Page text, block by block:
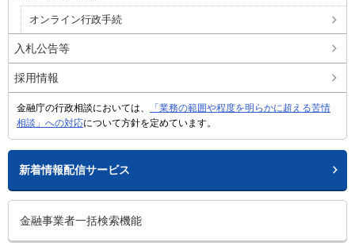
オンライン行政手続
入札公告等
採用情報
金融庁の行政相談においては、
「業務の範囲や程度を明らかに超える苦情
相談」への対応について方針を定めています。
新着情報配信サービス
金融事業者一括検索機能